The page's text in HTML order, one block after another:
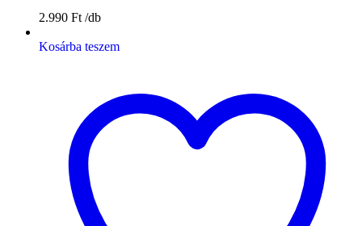
2.990 Ft
Kosárba teszem